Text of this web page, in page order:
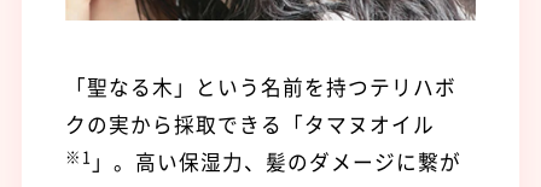
「聖なる木」という名前を持つテリハボ
クの実から採取できる「タマヌオイル
※1 」。高い保湿力、髪のダメージに繋が